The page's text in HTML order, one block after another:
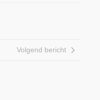
Volgend bericht